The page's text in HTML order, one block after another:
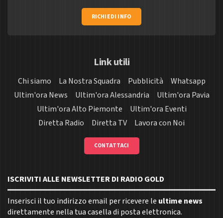
RICHIEDI INFO
Link utili
Chi siamo La Nostra Squadra Pubblicità
Whatsapp
Ultim'ora News
Ultim'ora Alessandria
Ultim'ora Pavia
Ultim'ora Alto Piemonte
Ultim'ora Eventi
Diretta Radio
Diretta TV Lavora con Noi
CONTATTACI
ISCRIVITI ALLE NEWSLETTER DI RADIO GOLD
Inserisci il tuo indirizzo email per ricevere le ultime news
direttamente nella tua casella di posta elettronica.